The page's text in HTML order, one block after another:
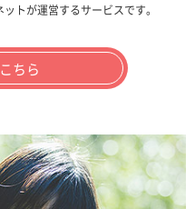
トが運営するサービスです。
ちら